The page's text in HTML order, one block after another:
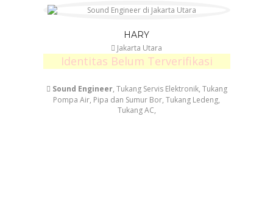
HARY
Jakarta Utara
Identitas Belum Terverifikasi
Sound Engineer, Tukang Servis Elektronik, Tukang
Pompa Air, Pipa dan Sumur Bor, Tukang Ledeng,
Tukang AC,